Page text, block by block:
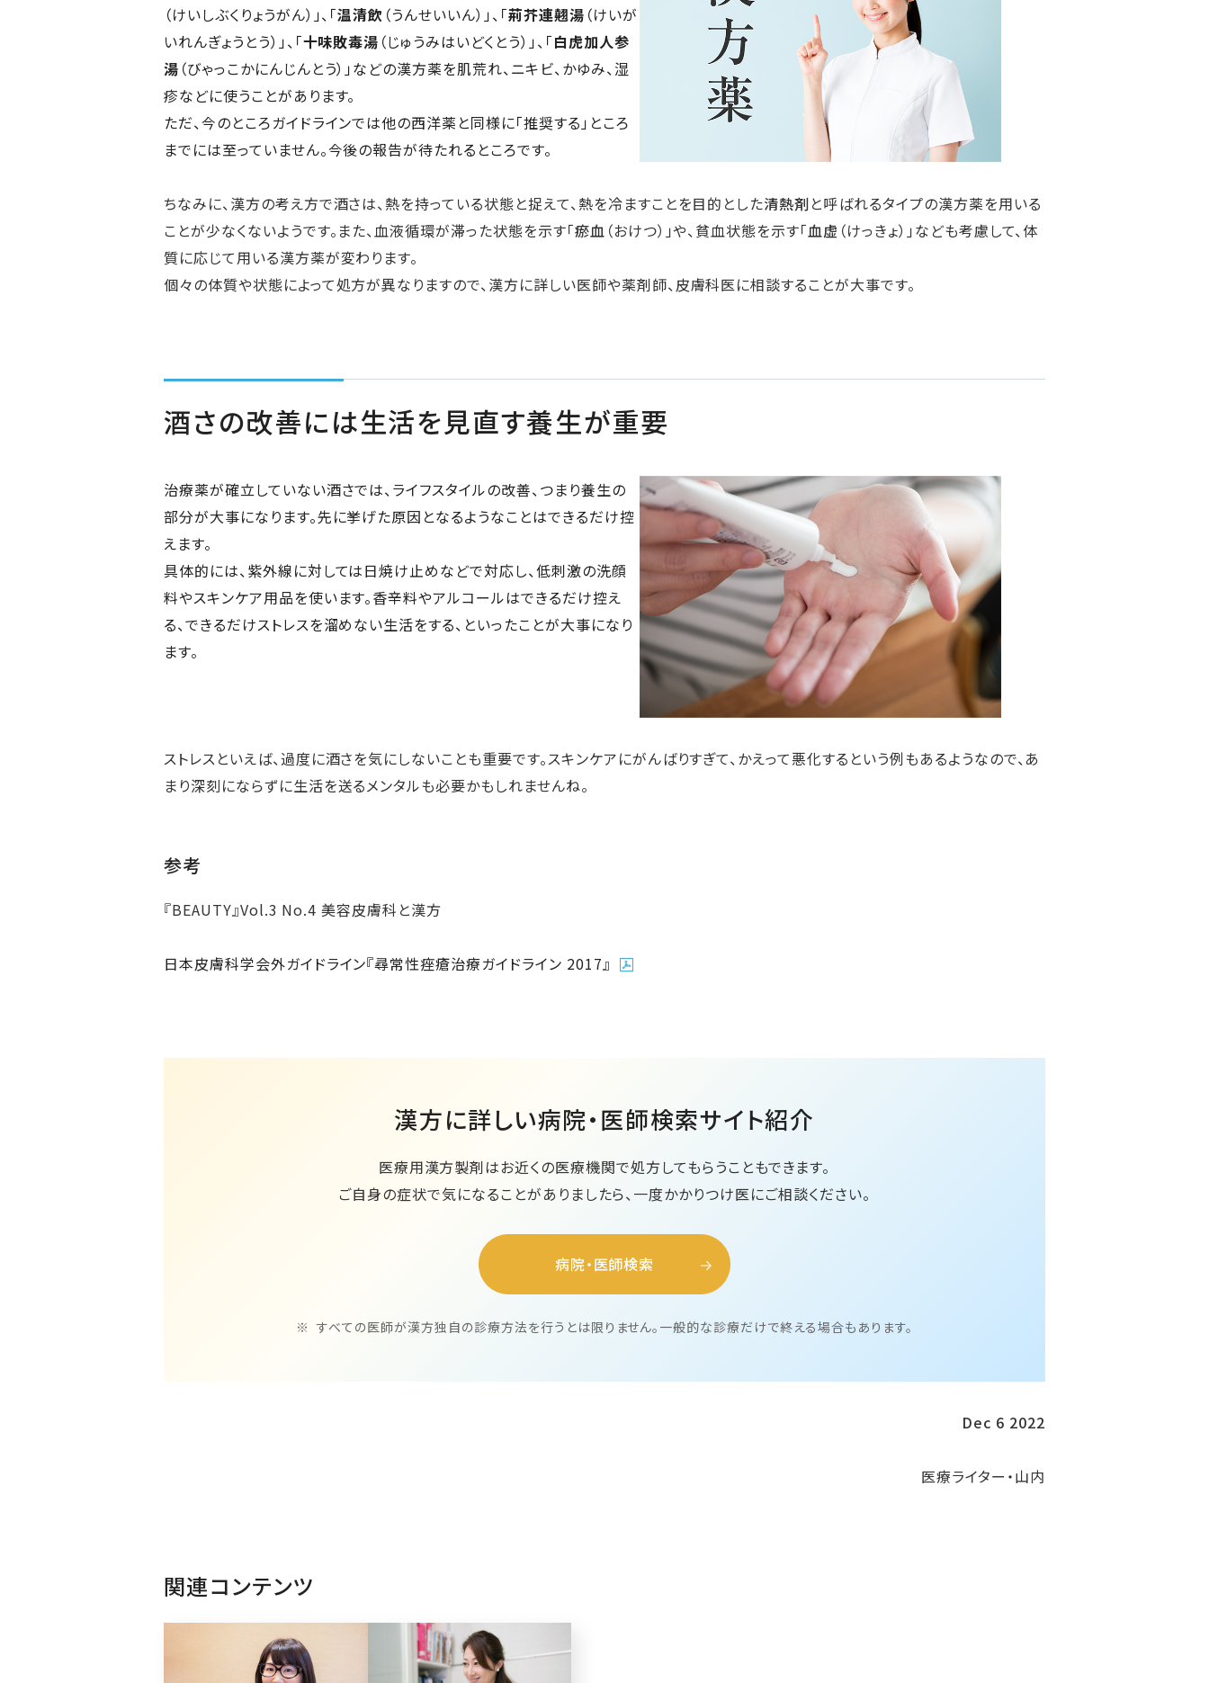
（けいしぶくりょうがん）」、「温清飲 （うんせいいん）」、「荊芥連翹湯 （けいが
いれんぎょうとう）」、「十味敗毒湯 （じゅうみはいどくとう）」、「白虎加人参
湯 （びゃっこかにんじんとう）」などの漢方薬を肌荒れ、ニキビ、かゆみ、湿
疹などに使うことがあります。
ただ、今のところガイドラインでは他の西洋薬と同様に「推奨する」ところ
までには至っていません。今後の報告が待たれるところです。
ちなみに、漢方の考え方で酒さは、熱を持っている状態と捉えて、熱を冷ますことを目的とした清熱剤と呼ばれるタイプの漢方薬を用いる
ことが少なくないようです。また、血液循環が滞った状態を示す「瘀血 （おけつ）」や、貧血状態を示す「血虚 （けっきょ）」なども考慮して、体
質に応じて用いる漢方薬が変わります。
個々の体質や状態によって処方が異なりますので、漢方に詳しい医師や薬剤師、皮膚科医に相談することが大事です。
酒さの改善には生活を見直す養生が重要
治療薬が確立していない酒さでは、ライフスタイルの改善、つまり養生の
部分が大事になります。先に挙げた原因となるようなことはできるだけ控
えます。
具体的には、紫外線に対しては日焼け止めなどで対応し、低刺激の洗顔
料やスキンケア用品を使います。香辛料やアルコールはできるだけ控え
る、できるだけストレスを溜めない生活をする、といったことが大事になり
ます。
ストレスといえば、過度に酒さを気にしないことも重要です。スキンケアにがんばりすぎて、かえって悪化するという例もあるようなので、あ
まり深刻にならずに生活を送るメンタルも必要かもしれませんね。
参考
『BEAUTY』Vol.3 No.4 美容皮膚科と漢方
日本皮膚科学会外ガイドライン『尋常性痤瘡治療ガイドライン 2017』
漢方に詳しい病院・医師検索サイト紹介
医療用漢方製剤はお近くの医療機関で処方してもらうこともできます。
ご自身の症状で気になることがありましたら、一度かかりつけ医にご相談ください。
病院・医師検索
すべての医師が漢方独自の診療方法を行うとは限りません。一般的な診療だけで終える場合もあります。
Dec 6 2022
医療ライター・山内
関連コンテンツ